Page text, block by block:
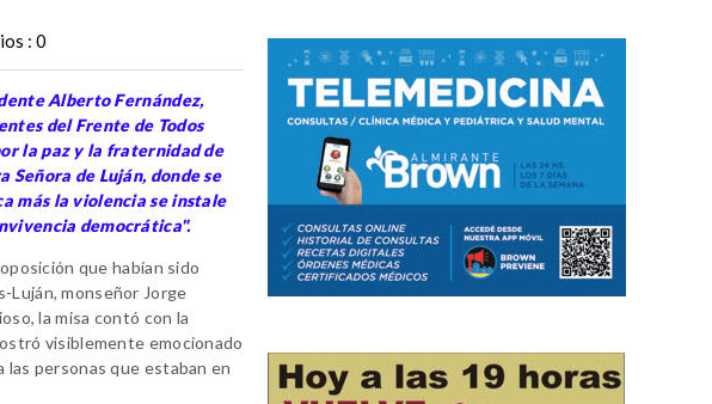
: 0
Alberto Fernández,
del Frente de Todos
la paz y la fraternidad de
Señora de Luján, donde se
más la violencia se instale
democrática".
que habían sido
Luján, monseñor Jorge
la misa contó con la
visiblemente emocionado
las personas que estaban en